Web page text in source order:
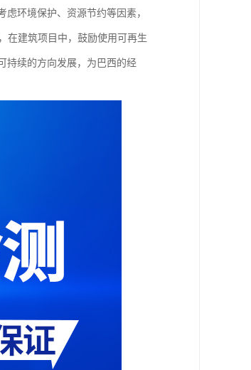
环境保护、资源节约等因素，
在建筑项目中，鼓励使用可再生
持续的方向发展，为巴西的经